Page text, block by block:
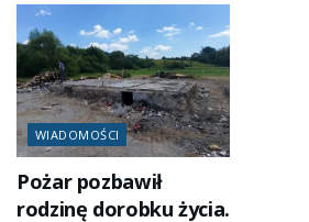
WIADOMOŚCI
Pożar pozbawił
rodzinę dorobku życia.